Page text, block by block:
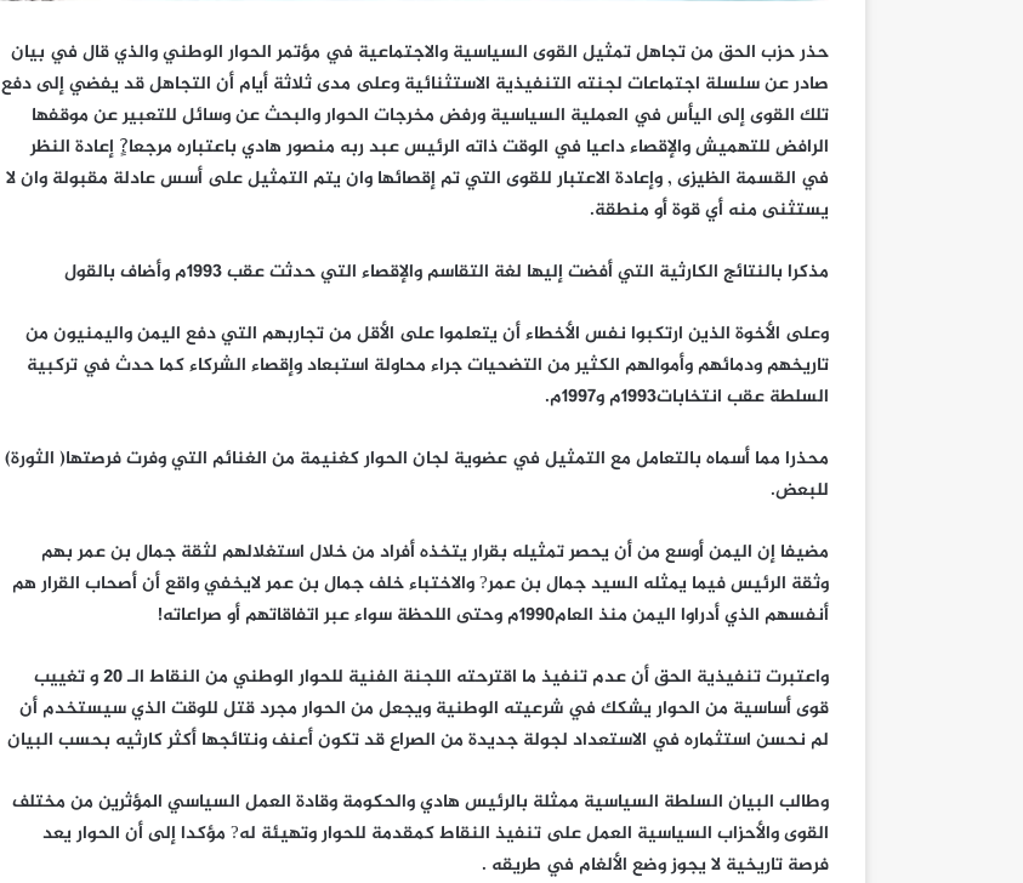
حذر حزب الحق من تجاهل تمثيل القوى السياسية والاجتماعية في مؤتمر الحوار الوطني والذي قال في بيان
صادر عن سلسلة اجتماعات لجنته التنفيذية الاستثنائية وعلى مدى ثلاثة أيام أن التجاهل قد يفضي إلى دفع
تلك القوى إلى اليأس في العملية السياسية ورفض مخرجات الحوار والبحث عن وسائل للتعبير عن موقفها
الرافض للتهميش والإقصاء داعيا في الوقت ذاته الرئيس عبد ربه منصور هادي باعتباره مرجعا?ٍ إعادة النظر
في القسمة الظيزى , وإعادة الاعتبار للقوى التي تم إقصائها وان يتم التمثيل على أسس عادلة مقبولة وان لا
يستثنى منه أي قوة أو منطقة.
مذكرا بالنتائج الكارثية التي أفضت إليها لغة التقاسم والإقصاء التي حدثت عقب 1993م وأضاف بالقول
وعلى الأخوة الذين ارتكبوا نفس الأخطاء أن يتعلموا على الأقل من تجاربهم التي دفع اليمن واليمنيون من
تاريخهم ودمائهم وأموالهم الكثير من التضحيات جراء محاولة استبعاد وإقصاء الشركاء كما حدث في تركبية
السلطة عقب انتخابات1993م و1997م.
محذرا مما أسماه بالتعامل مع التمثيل في عضوية لجان الحوار كغنيمة من الغنائم التي وفرت فرصتها( الثورة)
للبعض.
مضيفا إن اليمن أوسع من أن يحصر تمثيله بقرار يتخذه أفراد من خلال استغلالهم لثقة جمال بن عمر بهم
وثقة الرئيس فيما يمثله السيد جمال بن عمر? والاختباء خلف جمال بن عمر لايخفي واقع أن أصحاب القرار هم
أنفسهم الذي أدراوا اليمن منذ العام1990م وحتى اللحظة سواء عبر اتفاقاتهم أو صراعاته!
واعتبرت تنفيذية الحق أن عدم تنفيذ ما اقترحته اللجنة الفنية للحوار الوطني من النقاط الـ 20 و تغييب
قوى أساسية من الحوار يشكك في شرعيته الوطنية ويجعل من الحوار مجرد قتل للوقت الذي سيستخدم أن
لم نحسن استثماره في الاستعداد لجولة جديدة من الصراع قد تكون أعنف ونتائجها أكثر كارثيه بحسب البيان
وطالب البيان السلطة السياسية ممثلة بالرئيس هادي والحكومة وقادة العمل السياسي المؤثرين من مختلف
القوى والأحزاب السياسية العمل على تنفيذ النقاط كمقدمة للحوار وتهيئة له? مؤكدا إلى أن الحوار يعد
فرصة تاريخية لا يجوز وضع الألغام في طريقه .